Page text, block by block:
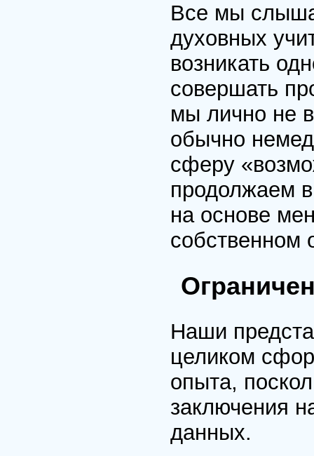
Все мы
духовных
возникать
совершать
мы лично не
обычно
сферу
продолжаем
на основе
собственном
Наши
целиком
опыта,
заключения
данных.